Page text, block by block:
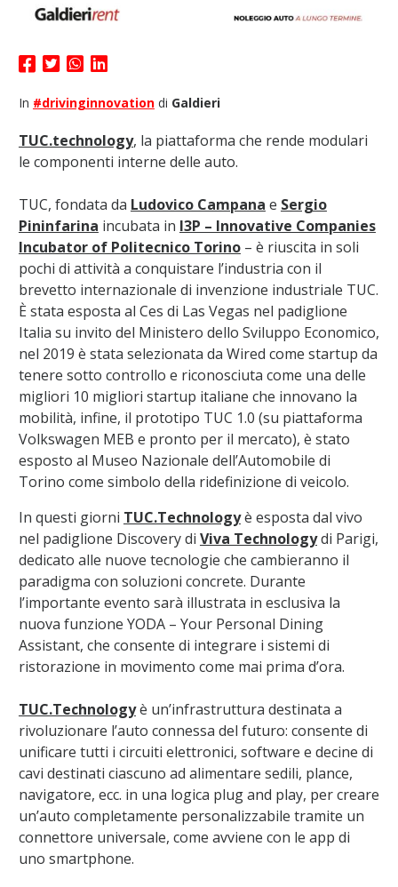
In #drivinginnovationdi Galdieri
TUC.technology, la piattaforma che rende modulari
le componenti interne delle auto.
TUC, fondata da Ludovico Campana e Sergio
Pininfarina incubata in I3P – Innovative Companies
Incubator of Politecnico Torino– è riuscita in soli
pochi di attività a conquistare l’industria con il
brevetto internazionale di invenzione industriale TUC.
È stata esposta al Ces di Las Vegas nel padiglione
Italia su invito del Ministero dello Sviluppo Economico,
nel 2019 è stata selezionata da Wired come startup da
tenere sotto controllo e riconosciuta come una delle
migliori 10 migliori startup italiane che innovano la
mobilità, infine, il prototipo TUC 1.0 (su piattaforma
Volkswagen MEB e pronto per il mercato), è stato
esposto al Museo Nazionale dell’Automobile di
Torino come simbolo della ridefinizione di veicolo.
In questi giorni TUC.Technologyè esposta dal vivo
nel padiglione Discovery di Viva Technologydi Parigi,
dedicato alle nuove tecnologie che cambieranno il
paradigma con soluzioni concrete. Durante
l’importante evento sarà illustrata in esclusiva la
nuova funzione YODA – Your Personal Dining
Assistant, che consente di integrare i sistemi di
ristorazione in movimento come mai prima d’ora.
TUC.Technologyè un’infrastruttura destinata a
rivoluzionare l’auto connessa del futuro: consente di
unificare tutti i circuiti elettronici, software e decine di
cavi destinati ciascuno ad alimentare sedili, plance,
navigatore, ecc. in una logica plug and play, per creare
un’auto completamente personalizzabile tramite un
connettore universale, come avviene con le app di
uno smartphone.